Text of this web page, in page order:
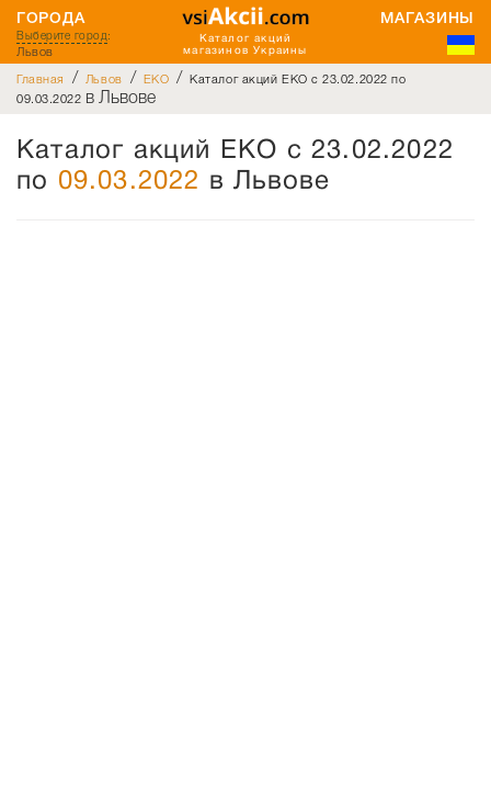
Каталог акций
магазинов Украины
ГОРОДА МАГАЗИНЫ
Выберите город:
Львов
Главная / Львов / EKO / Каталог акций EKO с 23.02.2022 по
09.03.2022 в Львове
Каталог акций EKO с 23.02.2022
по 09.03.2022 в Львове